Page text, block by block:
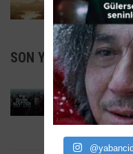
4 Eylül 2022
SON YAZILANLAR
Dark Matter
TV’de:
6 Ağustos 2026